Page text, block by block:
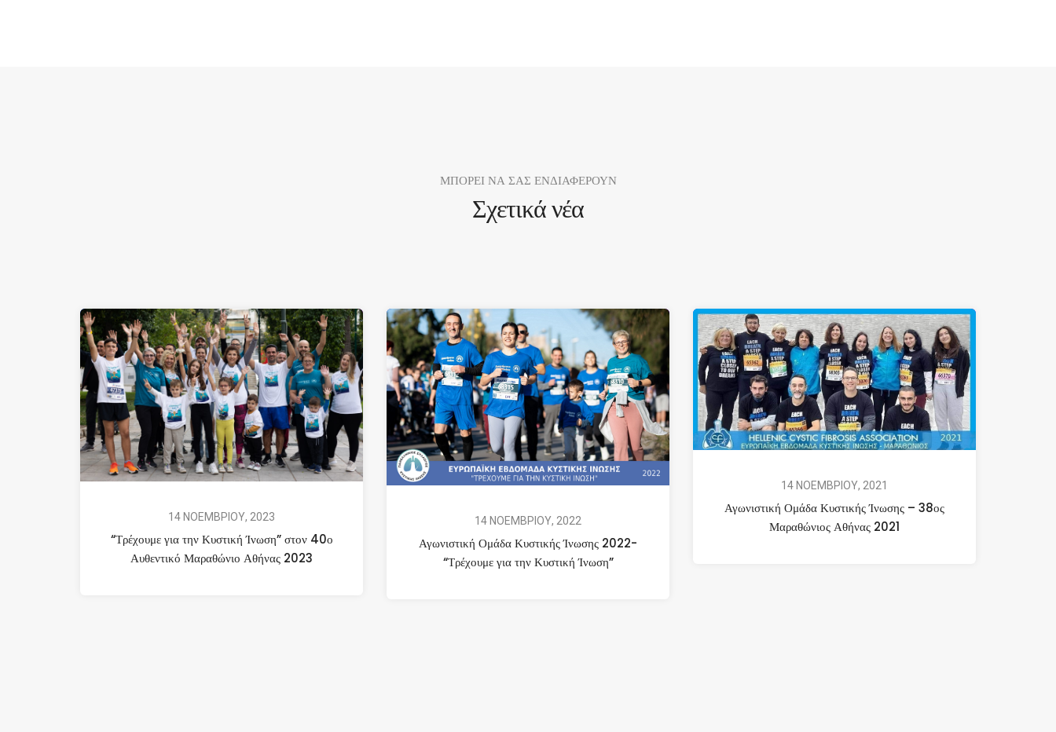
ΜΠΟΡΕΙ ΝΑ ΣΑΣ ΕΝΔΙΑΦΕΡΟΥΝ
Σχετικά νέα
14 ΝΟΕΜΒΡΙΟΥ, 2023
“Τρέχουμε για την Κυστική Ίνωση” στον 40ο
Αυθεντικό Μαραθώνιο Αθήνας 2023
14 ΝΟΕΜΒΡΙΟΥ, 2022
Αγωνιστική Ομάδα Κυστικής Ίνωσης 2022-
“Τρέχουμε για την Κυστική Ίνωση”
14 ΝΟΕΜΒΡΙΟΥ, 2021
Αγωνιστική Ομάδα Κυστικής Ίνωσης – 38ος
Μαραθώνιος Αθήνας 2021